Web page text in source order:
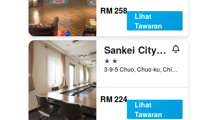
RM 258
Lihat
Tawaran
Sankei City Hotel Chiba
2 bintang
3-9-5 Chuo, Chuo-ku, Chiba, Jepun
RM 224
Lihat
Tawaran